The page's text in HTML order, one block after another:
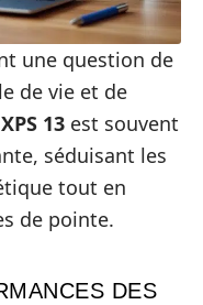
une question de
de vie et de
13 est souvent
séduisant les
tout en
de pointe.
DES